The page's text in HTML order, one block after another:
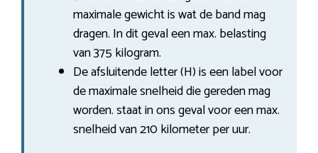
maximale gewicht is wat de band mag
dragen. In dit geval een max. belasting
van 375 kilogram.
De afsluitende letter (H) is een label voor
de maximale snelheid die gereden mag
worden. staat in ons geval voor een max.
snelheid van 210 kilometer per uur.